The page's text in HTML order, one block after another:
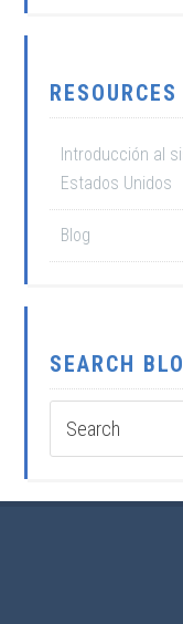
RESOURCES
Introducción al
Estados Unidos
Blog
SEARCH